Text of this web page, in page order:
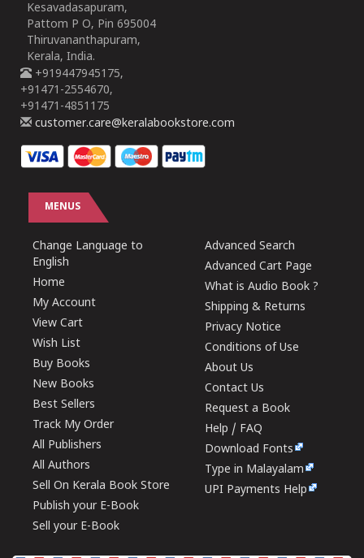
Kesavadasapuram,
Pattom P O, Pin 695004
Thiruvananthapuram,
Kerala, India.
+919447945175,
+91471-2554670,
+91471-4851175
customer.care@keralabookstore.com
MENUS
Change Language to
English
Home
My Account
View Cart
Wish List
Buy Books
New Books
Best Sellers
Track My Order
All Publishers
All Authors
Sell On Kerala Book Store
Publish your E-Book
Sell your E-Book
Advanced Search
Advanced Cart Page
What is Audio Book ?
Shipping & Returns
Privacy Notice
Conditions of Use
About Us
Contact Us
Request a Book
Help / FAQ
Download Fonts
Type in Malayalam
UPI Payments Help